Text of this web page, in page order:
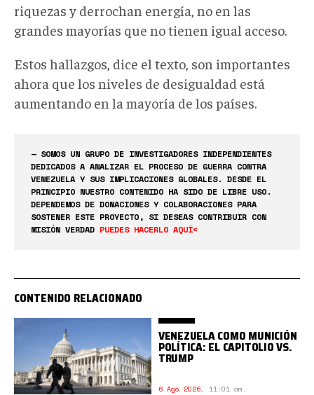
riquezas y derrochan energía, no en las
grandes mayorías que no tienen igual acceso.
Estos hallazgos, dice el texto, son importantes
ahora que los niveles de desigualdad está
aumentando en la mayoría de los países.
— SOMOS UN GRUPO DE INVESTIGADORES INDEPENDIENTES
DEDICADOS A ANALIZAR EL PROCESO DE GUERRA CONTRA
VENEZUELA Y SUS IMPLICACIONES GLOBALES. DESDE EL
PRINCIPIO NUESTRO CONTENIDO HA SIDO DE LIBRE USO.
DEPENDEMOS DE DONACIONES Y COLABORACIONES PARA
SOSTENER ESTE PROYECTO, SI DESEAS CONTRIBUIR CON
MISIÓN VERDAD PUEDES HACERLO AQUÍ<
CONTENIDO RELACIONADO
VENEZUELA COMO MUNICIÓN
POLÍTICA: EL CAPITOLIO VS.
TRUMP
6 Ago 2026, 11:01 am.